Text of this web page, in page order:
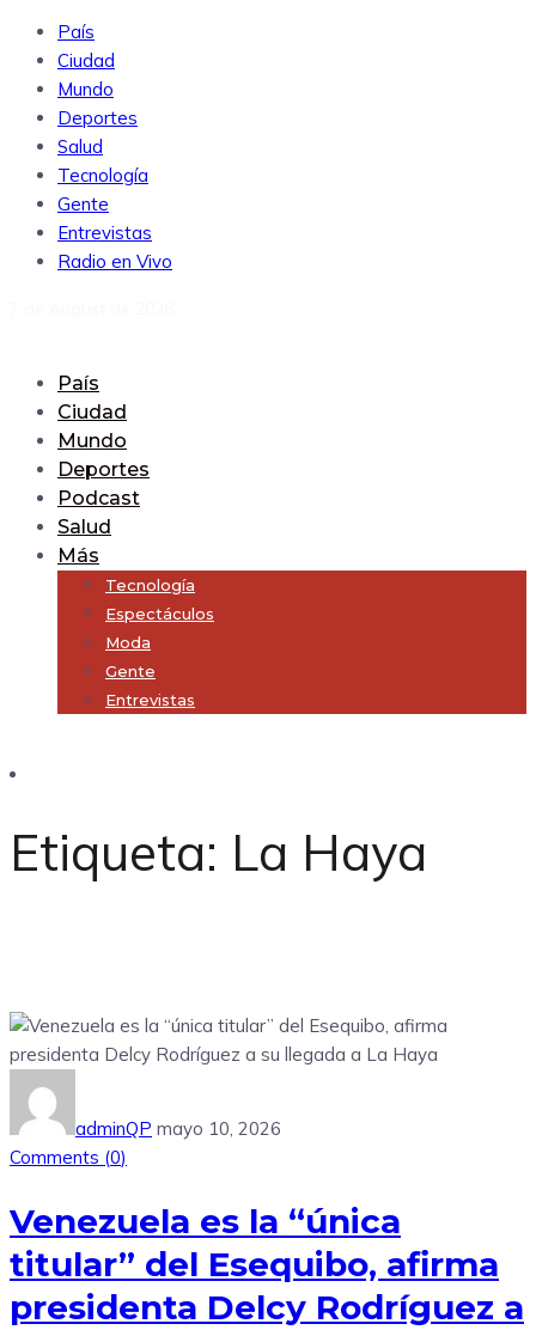
País
Ciudad
Mundo
Deportes
Salud
Tecnología
Gente
Entrevistas
Radio en Vivo
País
Ciudad
Mundo
Deportes
Podcast
Salud
Más
Tecnología
Espectáculos
Moda
Gente
Entrevistas
Etiqueta: La Haya
adminQP mayo 10, 2026
Comments (0)
Venezuela es la “única
titular” del Esequibo, afirma
presidenta Delcy Rodríguez a